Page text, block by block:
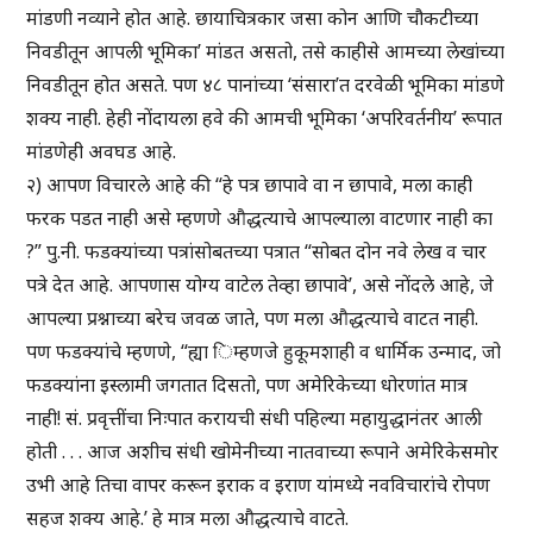
मांडणी नव्याने होत आहे. छायाचित्रकार जसा कोन आणि चौकटीच्या
निवडीतून आपली भूमिका’ मांडत असतो, तसे काहीसे आमच्या लेखांच्या
निवडीतून होत असते. पण ४८ पानांच्या ‘संसारा’त दरवेळी भूमिका मांडणे
शक्य नाही. हेही नोंदायला हवे की आमची भूमिका ‘अपरिवर्तनीय’ रूपात
मांडणेही अवघड आहे.
२) आपण विचारले आहे की “हे पत्र छापावे वा न छापावे, मला काही
फरक पडत नाही असे म्हणणे औद्धत्याचे आपल्याला वाटणार नाही का
?” पु.नी. फडक्यांच्या पत्रांसोबतच्या पत्रात “सोबत दोन नवे लेख व चार
पत्रे देत आहे. आपणास योग्य वाटेल तेव्हा छापावे’, असे नोंदले आहे, जे
आपल्या प्रश्नाच्या बरेच जवळ जाते, पण मला औद्धत्याचे वाटत नाही.
पण फडक्यांचे म्हणणे, “ह्या िम्हणजे हुकूमशाही व धार्मिक उन्माद, जो
फडक्यांना इस्लामी जगतात दिसतो, पण अमेरिकेच्या धोरणांत मात्र
नाही! सं. प्रवृत्तींचा निःपात करायची संधी पहिल्या महायुद्धानंतर आली
होती . . . आज अशीच संधी खोमेनीच्या नातवाच्या रूपाने अमेरिकेसमोर
उभी आहे तिचा वापर करून इराक व इराण यांमध्ये नवविचारांचे रोपण
सहज शक्य आहे.’ हे मात्र मला औद्धत्याचे वाटते.